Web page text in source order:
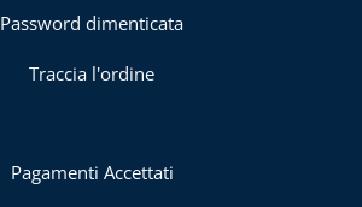
Password dimenticata
Traccia l'ordine
Pagamenti Accettati